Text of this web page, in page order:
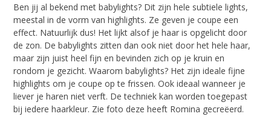
Ben jij al bekend met babylights? Dit zijn hele subtiele lights,
meestal in de vorm van highlights. Ze geven je coupe een
effect. Natuurlijk dus! Het lijkt alsof je haar is opgelicht door
de zon. De babylights zitten dan ook niet door het hele haar,
maar zijn juist heel fijn en bevinden zich op je kruin en
rondom je gezicht. Waarom babylights? Het zijn ideale fijne
highlights om je coupe op te frissen. Ook ideaal wanneer je
liever je haren niet verft. De techniek kan worden toegepast
bij iedere haarkleur. Zie foto deze heeft Romina gecreëerd.